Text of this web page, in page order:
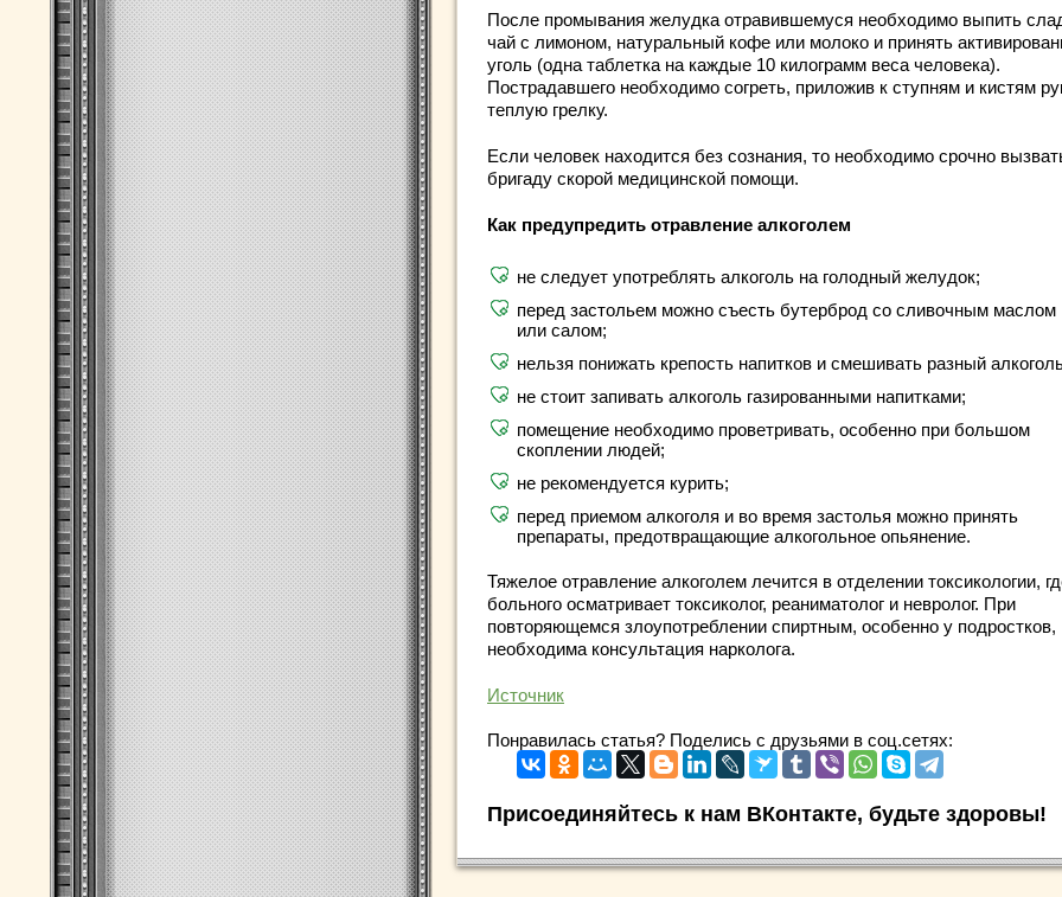
После промывания желудка отравившемуся необходимо выпить
чай с лимоном, натуральный кофе или молоко и принять
уголь (одна таблетка на каждые 10 килограмм веса человека).
Пострадавшего необходимо согреть, приложив к ступням и кистям
теплую грелку.
Если человек находится без сознания, то необходимо срочно
бригаду скорой медицинской помощи.
Как предупредить отравление алкоголем
не следует употреблять алкоголь на голодный желудок;
перед застольем можно съесть бутерброд со сливочным маслом
или салом;
нельзя понижать крепость напитков и смешивать разный
не стоит запивать алкоголь газированными напитками;
помещение необходимо проветривать, особенно при большом
скоплении людей;
не рекомендуется курить;
перед приемом алкоголя и во время застолья можно принять
препараты, предотвращающие алкогольное опьянение.
Тяжелое отравление алкоголем лечится в отделении токсикологии,
больного осматривает токсиколог, реаниматолог и невролог. При
повторяющемся злоупотреблении спиртным, особенно у подростков,
необходима консультация нарколога.
Источник
Понравилась статья? Поделись с друзьями в соц.сетях:
Присоединяйтесь к нам ВКонтакте, будьте здоровы!